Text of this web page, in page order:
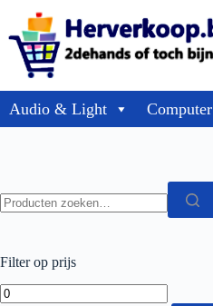
Audio & Light Computer
Filter op prijs